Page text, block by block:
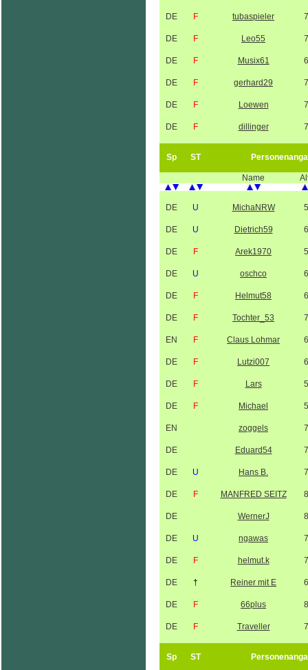
DE F tubaspieler
DE F Leo55
DE F Musix61
DE F gerhard29
DE F Loewen
DE F dillinger
Sp ST
Name
DE U MichaNRW
DE U Dietrich59
DE F Arek1970
DE U oschco
DE F Helmut58
DE F Tochter_53
EN F Claus Lohmar
DE F Lutzi007
DE F Lars
DE F Michael
EN zoggels
DE Eduard54
DE U Hans B.
DE F MANFRED SEITZ
DE WernerJ
DE U ngawas
DE F helmut.k
DE † Reiner mit E
DE F 66plus
DE F Traveller
Sp ST